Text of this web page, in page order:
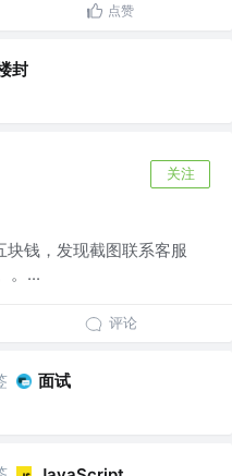
点赞
封
关注
钱，发现截图联系客服
。...
评论
面试